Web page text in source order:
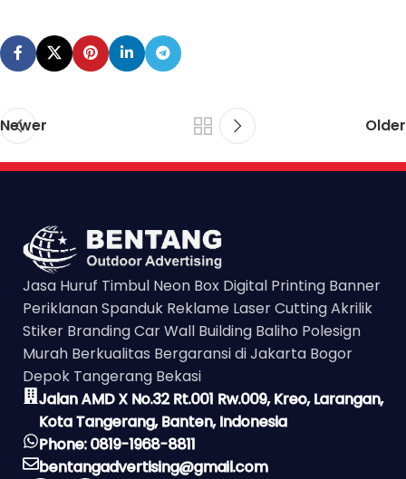
Newer Older
Jasa Huruf Timbul Neon Box Digital Printing Banner
Periklanan Spanduk Reklame Laser Cutting Akrilik
Stiker Branding Car Wall Building Baliho Polesign
Murah Berkualitas Bergaransi di Jakarta Bogor
Depok Tangerang Bekasi
Jalan AMD X No.32 Rt.001 Rw.009, Kreo, Larangan,
Kota Tangerang, Banten, Indonesia
Phone: 0819-1968-8811
bentangadvertising@gmail.com